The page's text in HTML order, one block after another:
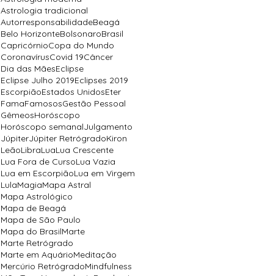
Astrologia tradicional
AutorresponsabilidadeBeagá
Belo HorizonteBolsonaroBrasil
CapricórnioCopa do Mundo
CoronavírusCovid 19Câncer
Dia das MãesEclipse
Eclipse Julho 2019Eclipses 2019
EscorpiãoEstados UnidosEter
FamaFamososGestão Pessoal
GêmeosHoróscopo
Horóscopo semanalJulgamento
JúpiterJúpiter RetrógradoKiron
LeãoLibraLuaLua Crescente
Lua Fora de CursoLua Vazia
Lua em EscorpiãoLua em Virgem
LulaMagiaMapa Astral
Mapa Astrológico
Mapa de Beagá
Mapa de São Paulo
Mapa do BrasilMarte
Marte Retrógrado
Marte em AquárioMeditação
Mercúrio RetrógradoMindfulness